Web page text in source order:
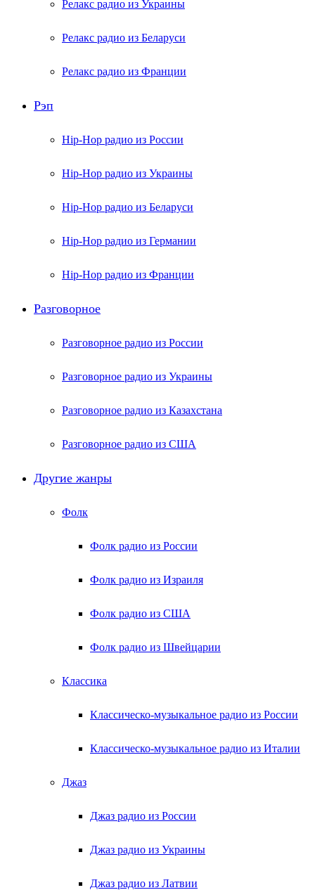
Релакс радио из Украины
Релакс радио из Беларуси
Релакс радио из Франции
Рэп
Hip-Hop радио из России
Hip-Hop радио из Украины
Hip-Hop радио из Беларуси
Hip-Hop радио из Германии
Hip-Hop радио из Франции
Разговорное
Разговорное радио из России
Разговорное радио из Украины
Разговорное радио из Казахстана
Разговорное радио из США
Другие жанры
Фолк
Фолк радио из России
Фолк радио из Израиля
Фолк радио из США
Фолк радио из Швейцарии
Классика
Классическо-музыкальное радио из России
Классическо-музыкальное радио из Италии
Джаз
Джаз радио из России
Джаз радио из Украины
Джаз радио из Латвии